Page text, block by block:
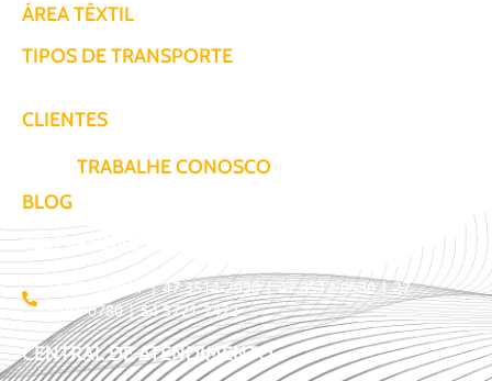
ÁREA TÊXTIL
TIPOS DE TRANSPORTE
CLIENTES
TRABALHE CONOSCO
BLOG
TELEVENDAS / COTAÇÃO
11 3509-9987 | 47 3514-2930 | 47 3512-0530 | 27
3441-0780 | 54 3771-2422
CENTRAL DE ATENDIMENTO